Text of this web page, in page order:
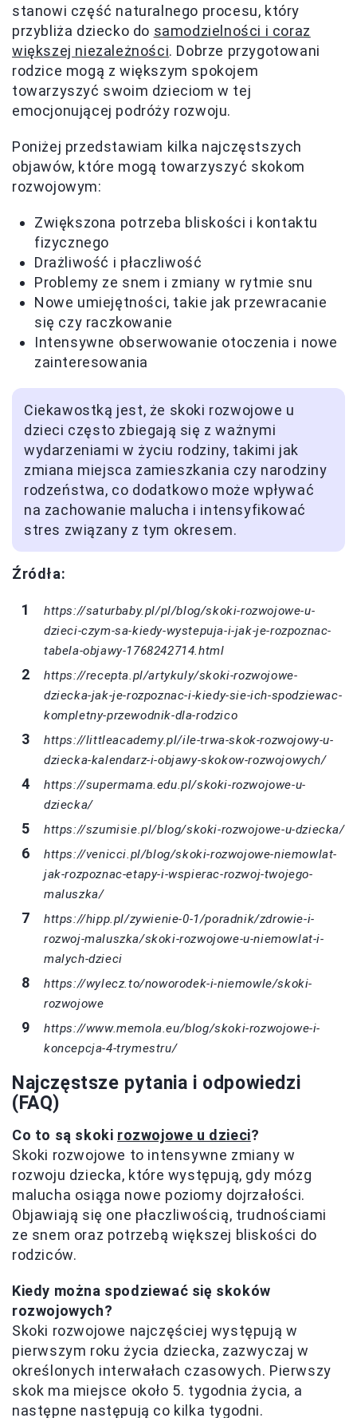
stanowi część naturalnego procesu, który
przybliża dziecko do samodzielności i coraz
większej niezależności. Dobrze przygotowani
rodzice mogą z większym spokojem
towarzyszyć swoim dzieciom w tej
emocjonującej podróży rozwoju.
Poniżej przedstawiam kilka najczęstszych
objawów, które mogą towarzyszyć skokom
rozwojowym:
Zwiększona potrzeba bliskości i kontaktu
fizycznego
Drażliwość i płaczliwość
Problemy ze snem i zmiany w rytmie snu
Nowe umiejętności, takie jak przewracanie
się czy raczkowanie
Intensywne obserwowanie otoczenia i nowe
zainteresowania
Ciekawostką jest, że skoki rozwojowe u
dzieci często zbiegają się z ważnymi
wydarzeniami w życiu rodziny, takimi jak
zmiana miejsca zamieszkania czy narodziny
rodzeństwa, co dodatkowo może wpływać
na zachowanie malucha i intensyfikować
stres związany z tym okresem.
Źródła:
https://saturbaby.pl/pl/blog/skoki-rozwojowe-u-
dzieci-czym-sa-kiedy-wystepuja-i-jak-je-rozpoznac-
tabela-objawy-1768242714.html
https://recepta.pl/artykuly/skoki-rozwojowe-
dziecka-jak-je-rozpoznac-i-kiedy-sie-ich-spodziewac-
kompletny-przewodnik-dla-rodzico
https://littleacademy.pl/ile-trwa-skok-rozwojowy-u-
dziecka-kalendarz-i-objawy-skokow-rozwojowych/
https://supermama.edu.pl/skoki-rozwojowe-u-
dziecka/
https://szumisie.pl/blog/skoki-rozwojowe-u-dziecka/
https://venicci.pl/blog/skoki-rozwojowe-niemowlat-
jak-rozpoznac-etapy-i-wspierac-rozwoj-twojego-
maluszka/
https://hipp.pl/zywienie-0-1/poradnik/zdrowie-i-
rozwoj-maluszka/skoki-rozwojowe-u-niemowlat-i-
malych-dzieci
https://wylecz.to/noworodek-i-niemowle/skoki-
rozwojowe
https://www.memola.eu/blog/skoki-rozwojowe-i-
koncepcja-4-trymestru/
Najczęstsze pytania i odpowiedzi
(FAQ)
Co to są skoki rozwojowe u dzieci?
Skoki rozwojowe to intensywne zmiany w
rozwoju dziecka, które występują, gdy mózg
malucha osiąga nowe poziomy dojrzałości.
Objawiają się one płaczliwością, trudnościami
ze snem oraz potrzebą większej bliskości do
rodziców.
Kiedy można spodziewać się skoków
rozwojowych?
Skoki rozwojowe najczęściej występują w
pierwszym roku życia dziecka, zazwyczaj w
określonych interwałach czasowych. Pierwszy
skok ma miejsce około 5. tygodnia życia, a
następne następują co kilka tygodni.